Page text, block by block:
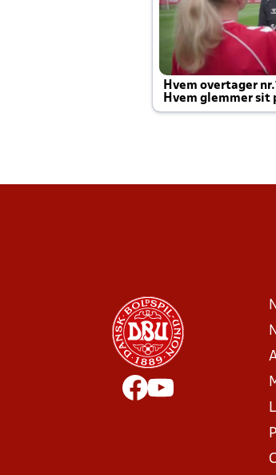
Hvem overtager
Hvem glemmer sit
Joachim altid til